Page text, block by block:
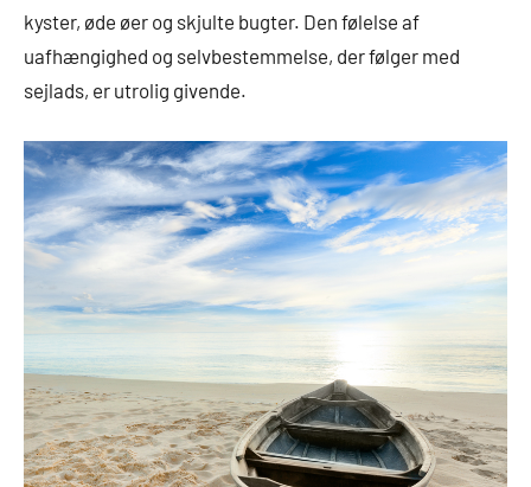
kyster, øde øer og skjulte bugter. Den følelse af
uafhængighed og selvbestemmelse, der følger med
sejlads, er utrolig givende.